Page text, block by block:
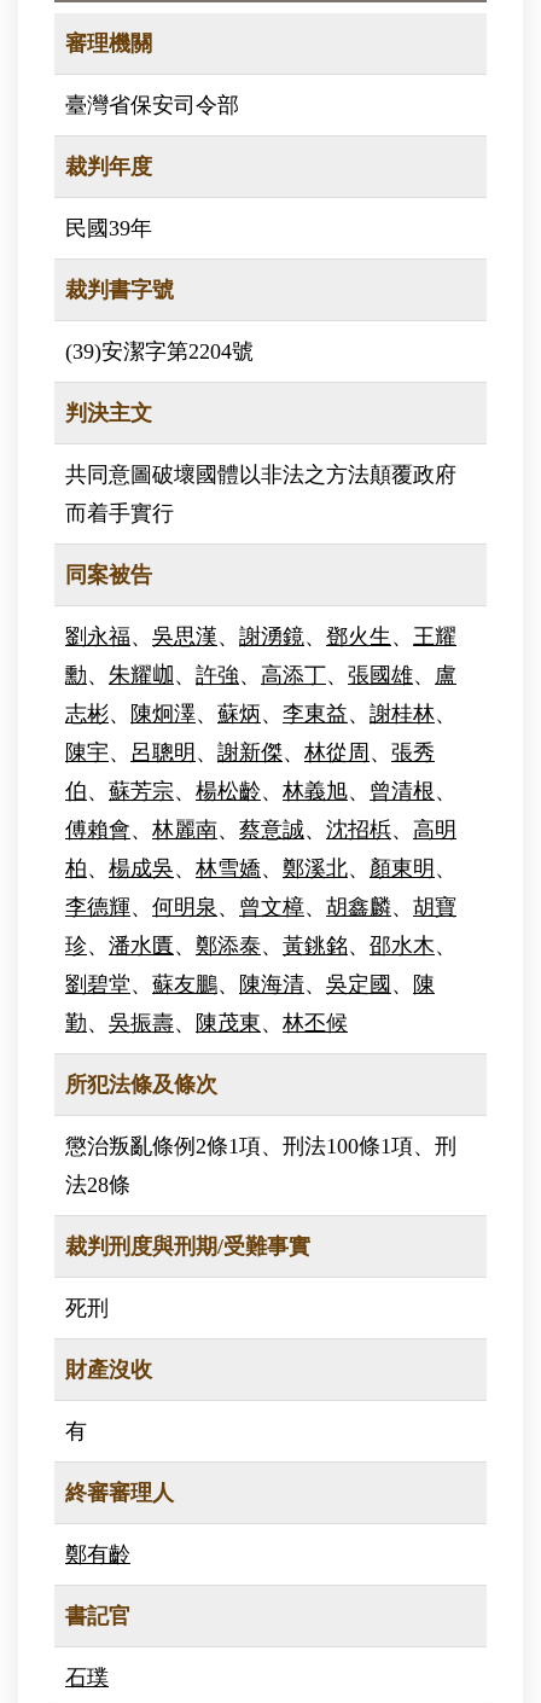
審理機關
臺灣省保安司令部
裁判年度
民國39年
裁判書字號
(39)安潔字第2204號
判決主文
共同意圖破壞國體以非法之方法顛覆政府
而着手實行
同案被告
劉永福、 吳思漢、 謝湧鏡、 鄧火生 、 王耀
勳、 朱耀𡶐 、 許強、 高添丁、 張國雄、 盧
志彬、 陳炯澤、 蘇炳、 李東益、 謝桂林、
陳宇、 呂聰明 、 謝新傑、 林從周 、 張秀
伯、 蘇芳宗、 楊松齡、 林義旭、 曾清根、
傅賴會、 林麗南、 蔡意誠、 沈招梹、 高明
柏、 楊成吳、 林雪嬌、 鄭溪北、 顏東明 、
李德輝、 何明泉 、 曾文樟、 胡鑫麟、 胡寶
珍、 潘水匱、 鄭添泰、 黃銚銘、 邵水木、
劉碧堂、 蘇友鵬、 陳海清、 吳定國 、
陳
勤、 吳振壽、 陳茂東、 林丕候
所犯法條及條次
懲治叛亂條例2條1項、刑法100條1項、刑
法28條
裁判刑度與刑期/受難事實
死刑
財產沒收
有
終審審理人
鄭有齡
書記官
石璞